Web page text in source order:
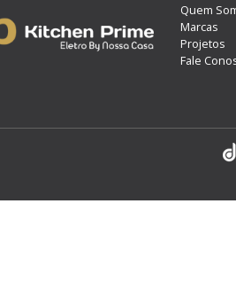
Quem
Marcas
Projetos
Fale